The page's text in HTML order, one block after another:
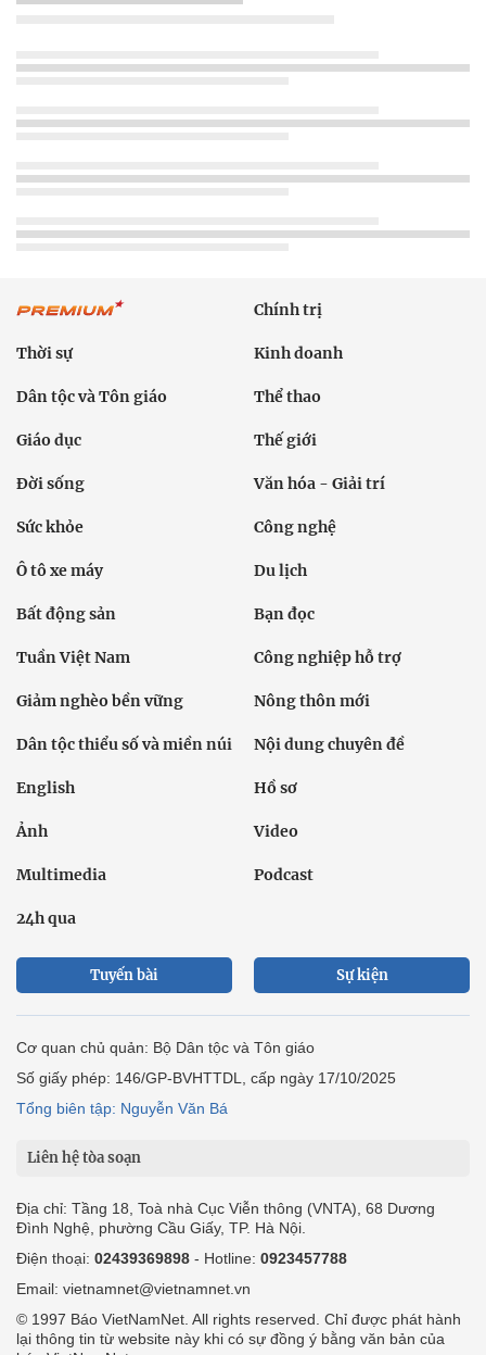
Chính trị
Thời sự Kinh doanh
Dân tộc và Tôn giáo Thể thao
Giáo dục Thế giới
Đời sống Văn hóa - Giải trí
Sức khỏe Công nghệ
Ô tô xe máy Du lịch
Bất động sản Bạn đọc
Tuần Việt Nam Công nghiệp hỗ trợ
Giảm nghèo bền vững Nông thôn mới
Dân tộc thiểu số và miền núi Nội dung chuyên đề
English Hồ sơ
Ảnh Video
Multimedia Podcast
24h qua
Tuyến bài Sự kiện
Cơ quan chủ quản: Bộ Dân tộc và Tôn giáo
Số giấy phép: 146/GP-BVHTTDL, cấp ngày 17/10/2025
Tổng biên tập: Nguyễn Văn Bá
Liên hệ tòa soạn
Địa chỉ: Tầng 18, Toà nhà Cục Viễn thông (VNTA), 68 Dương
Đình Nghệ, phường Cầu Giấy, TP. Hà Nội.
Điện thoại: 02439369898 - Hotline: 0923457788
Email: vietnamnet@vietnamnet.vn
© 1997 Báo VietNamNet. All rights reserved. Chỉ được phát hành
lại thông tin từ website này khi có sự đồng ý bằng văn bản của